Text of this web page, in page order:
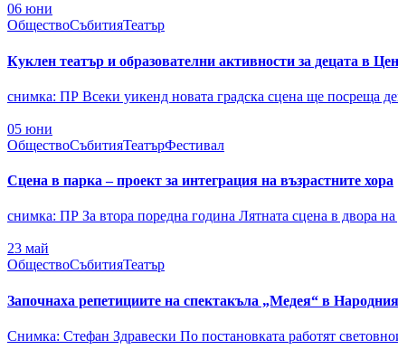
06 юни
ОбществоСъбитияТеатър
Куклен театър и образователни активности за децата в
снимка: ПР Всеки уикенд новата градска сцена ще посреща
05 юни
ОбществоСъбитияТеатърФестивал
Сцена в парка – проект за интеграция на възрастните хора
снимка: ПР За втора поредна година Лятната сцена в двора
23 май
ОбществоСъбитияТеатър
Започнаха репетициите на спектакъла „Медея“ в
Снимка: Стефан Здравески По постановката работят